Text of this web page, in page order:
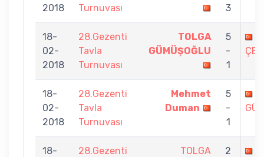
2018
Turnuvası
3
18-
02-
2018
28.Gezenti
Tavla
Turnuvası
TOLGA
GÜMÜŞOĞLU
5
-
1
18-
02-
2018
28.Gezenti
Tavla
Turnuvası
Mehmet
Duman
5
-
1
18-
28.Gezenti
TOLGA
2